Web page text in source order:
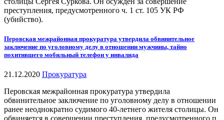
преступления, предусмотренного ч. 1 ст. 105 УК РФ
(убийство).
Перовская межрайонная прокуратура утвердила обвинительное
заключение по уголовному делу в отношении мужчины, тайно
похитившего мобильный телефон у инвалида
21.12.2020 Прокуратура
Перовская межрайонная прокуратура утвердила
обвинительное заключение по уголовному делу в отношении
ранее неоднократно судимого 40-летнего жителя столицы. Он